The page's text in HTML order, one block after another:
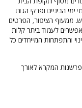
הביניים ופרקי הגות
ממעוף הציפור, הפרטים
לעמוד ביתר קלות
והתפתחות המייחדים כל
המקרא לאורך